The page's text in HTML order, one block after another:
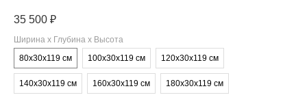
35 500 ₽
Ширина х Глубина х Высота
80х30х119 см
100х30х119 см 120х30х119 см
140х30х119 см 160х30х119 см 180х30х119 см